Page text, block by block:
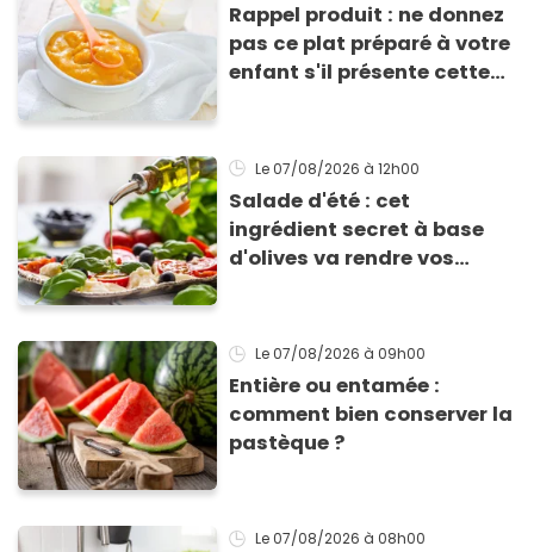
Rappel produit : ne donnez
pas ce plat préparé à votre
enfant s'il présente cette
Le 07/08/2026 à 12h00
Salade d'été : cet
ingrédient secret à base
d'olives va rendre vos
Le 07/08/2026 à 09h00
Entière ou entamée :
comment bien conserver la
pastèque ?
Le 07/08/2026 à 08h00